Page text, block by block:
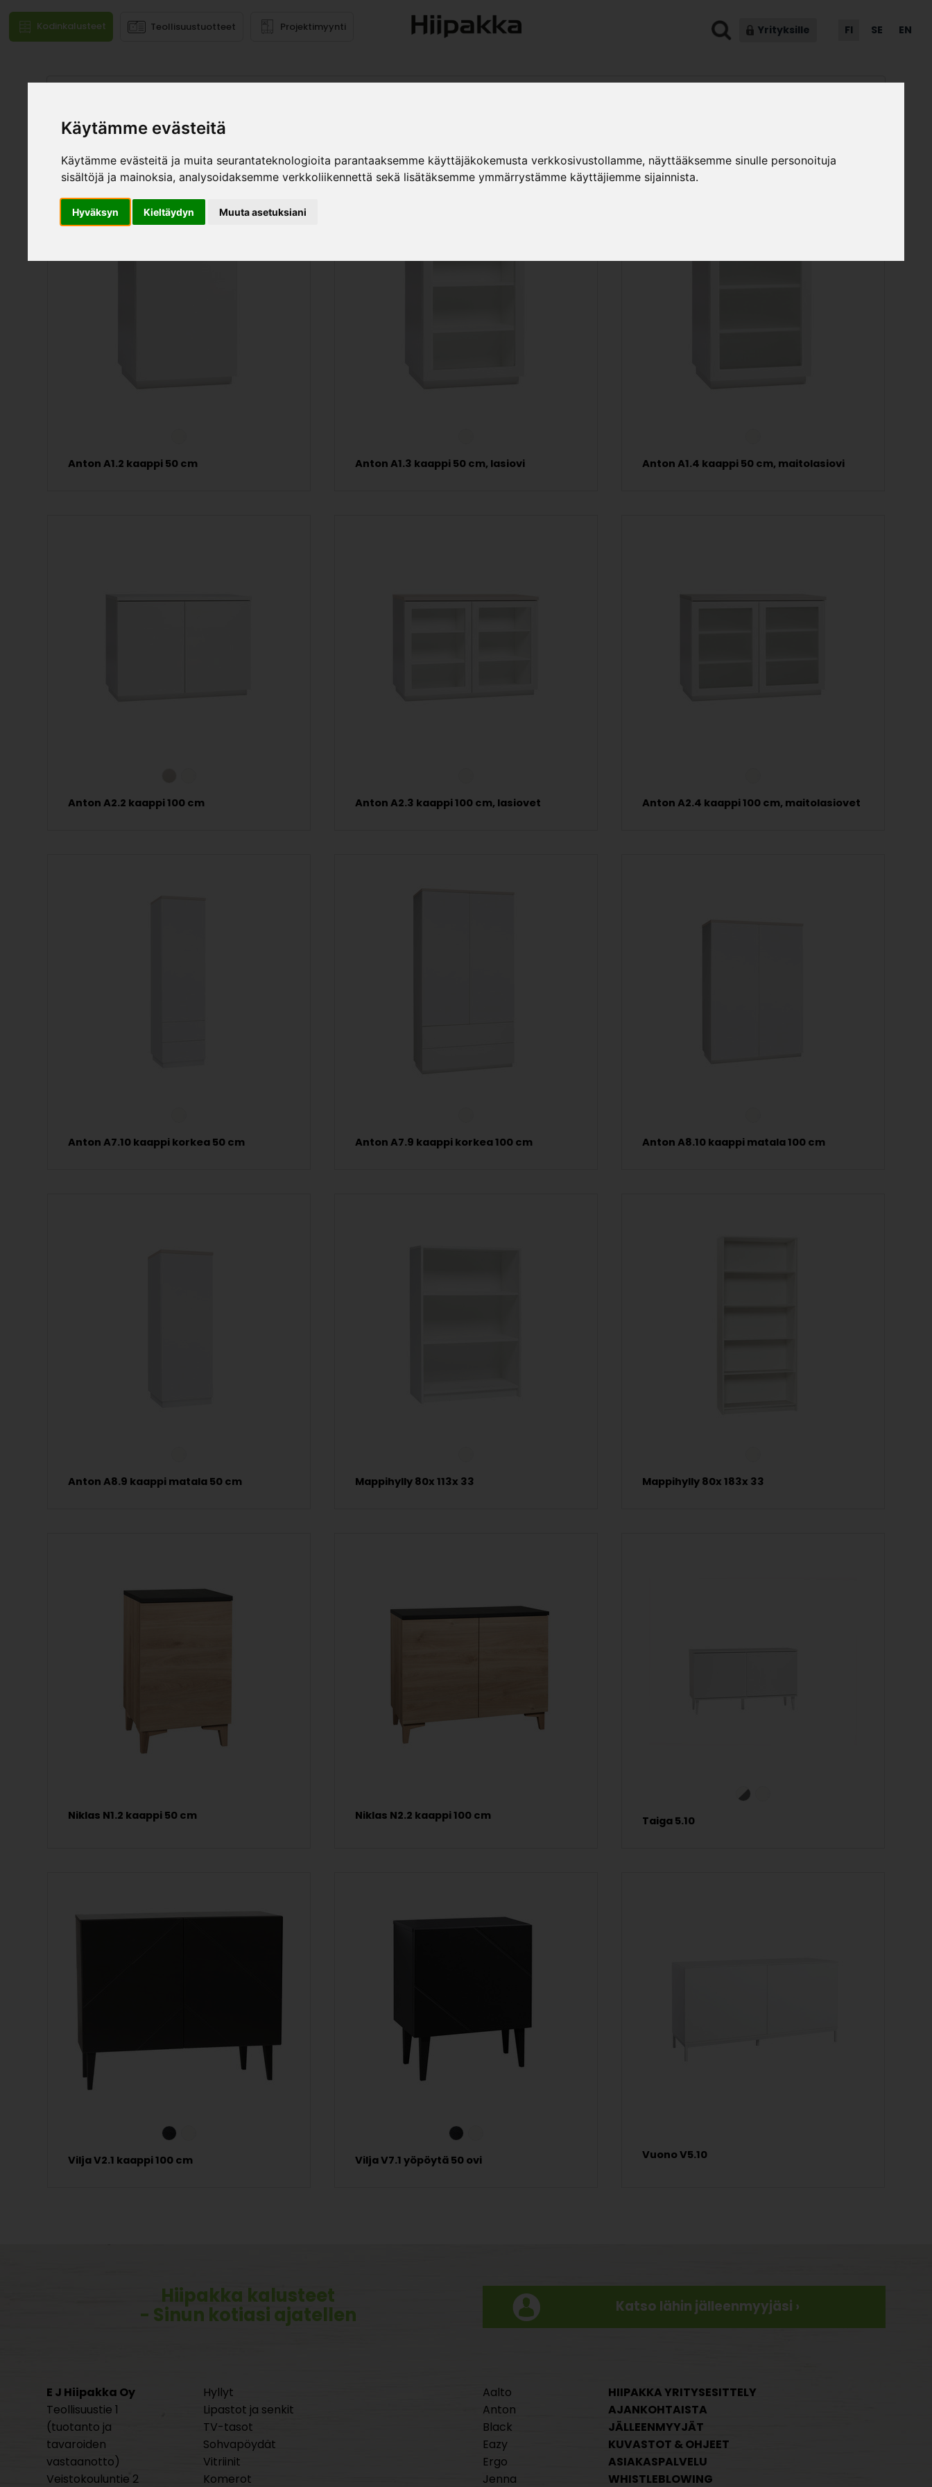
Käytämme evästeitä
Käytämme evästeitä ja muita seurantateknologioita parantaaksemme käyttäjäkokemusta verkkosivustollamme, näyttääksemme sinulle personoituja
sisältöjä ja mainoksia, analysoidaksemme verkkoliikennettä sekä lisätäksemme ymmärrystämme käyttäjiemme sijainnista.
Hyväksyn Kieltäydyn Muuta asetuksiani
Kodinkalusteet Teollisuustuotteet Projektimyynti Yrityksille FI SE EN
Anton A1.2 kaappi 50 cm Anton A1.3 kaappi 50 cm, lasiovi Anton A1.4 kaappi 50 cm, maitolasiovi
Anton A2.2 kaappi 100 cm Anton A2.3 kaappi 100 cm, lasiovet Anton A2.4 kaappi 100 cm, maitolasiovet
Anton A7.10 kaappi korkea 50 cm Anton A7.9 kaappi korkea 100 cm Anton A8.10 kaappi matala 100 cm
Anton A8.9 kaappi matala 50 cm Mappihylly 80x 113x 33 Mappihylly 80x 183x 33
Niklas N1.2 kaappi 50 cm Niklas N2.2 kaappi 100 cm Taiga 5.10
Vilja V2.1 kaappi 100 cm Vilja V7.1 yöpöytä 50 ovi Vuono V5.10
Hiipakka kalusteet
- Sinun kotiasi ajatellen Katso lähin jälleenmyyjäsi ›
E J Hiipakka Oy
Teollisuustie 1
(tuotanto ja
tavaroiden
vastaanotto)
Veistokouluntie 2
Hyllyt
Lipastot ja senkit
TV-tasot
Sohvapöydät
Vitriinit
Komerot
Aalto
Anton
Black
Eazy
Ergo
Jenna
HIIPAKKA YRITYSESITTELY
AJANKOHTAISTA
JÄLLEENMYYJÄT
KUVASTOT & OHJEET
ASIAKASPALVELU
WHISTLEBLOWING